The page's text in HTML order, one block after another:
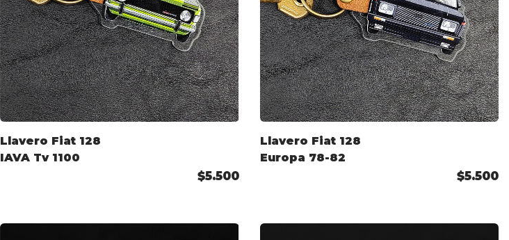
Llavero Fiat 128
IAVA Tv 1100
$5.500
Llavero Fiat 128
Europa 78-82
$5.500